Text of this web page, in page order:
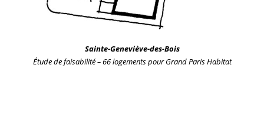
Sainte-Geneviève-des-Bois
Étude de faisabilité – 66 logementspour Grand Paris Habitat